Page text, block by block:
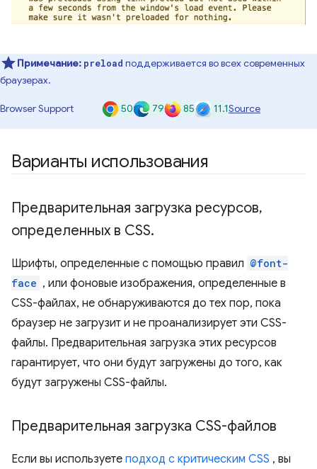
Примечание: preload поддерживается во всех современных
браузерах.
Browser Support 50 79 85 11.1Source
Варианты использования
Предварительная загрузка ресурсов,
определенных в CSS.
Шрифты, определенные с помощью правил @font-
face , или фоновые изображения, определенные в
CSS-файлах, не обнаруживаются до тех пор, пока
браузер не загрузит и не проанализирует эти CSS-
файлы. Предварительная загрузка этих ресурсов
гарантирует, что они будут загружены до того, как
будут загружены CSS-файлы.
Предварительная загрузка CSS-файлов
Если вы используете подход с критическим CSS , вы